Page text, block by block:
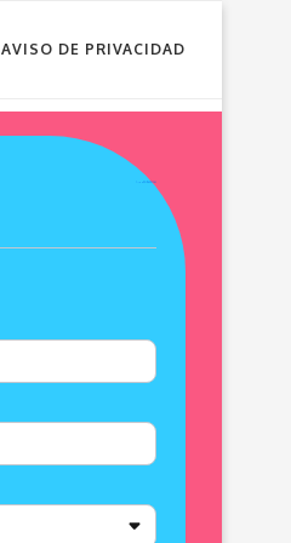
AVISO DE PRIVACIDAD